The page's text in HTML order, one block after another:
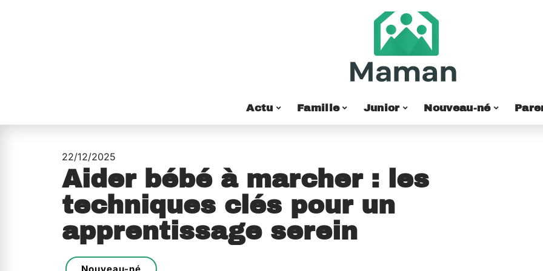
Actu Famille Junior Nouveau-né
22/12/2025
Aider bébé à marcher : les
techniques clés pour un
apprentissage serein